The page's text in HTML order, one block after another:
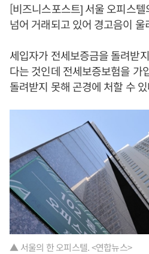
[비즈니스포스트] 서울 오피스
넘어 거래되고 있어 경고음이 울
세입자가 전세보증금을 돌려받
다는 것인데 전세보증보험을 가
돌려받지 못해 곤경에 처할 수
▲ 서울의 한 오피스텔. <연합뉴스>